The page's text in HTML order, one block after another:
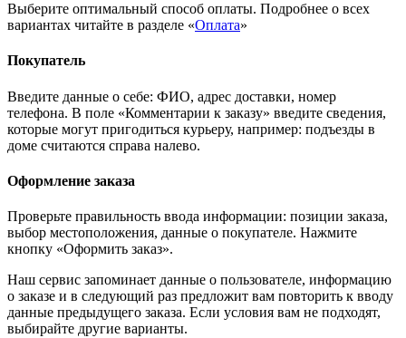
Выберите оптимальный способ оплаты. Подробнее о всех
вариантах читайте в разделе «Оплата»
Покупатель
Введите данные о себе: ФИО, адрес доставки, номер
телефона. В поле «Комментарии к заказу» введите сведения,
которые могут пригодиться курьеру, например: подъезды в
доме считаются справа налево.
Оформление заказа
Проверьте правильность ввода информации: позиции заказа,
выбор местоположения, данные о покупателе. Нажмите
кнопку «Оформить заказ».
Наш сервис запоминает данные о пользователе, информацию
о заказе и в следующий раз предложит вам повторить к вводу
данные предыдущего заказа. Если условия вам не подходят,
выбирайте другие варианты.